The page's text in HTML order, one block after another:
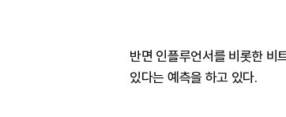
반면 인플루언서를 비롯한 비
있다는 예측을 하고 있다.